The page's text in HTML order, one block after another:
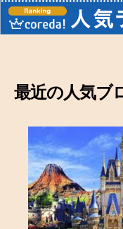
最近の人気ブ